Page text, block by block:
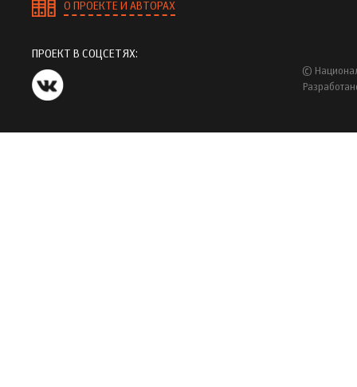
О ПРОЕКТЕ И АВТОРАХ
ПРОЕКТ В СОЦСЕТЯХ:
©